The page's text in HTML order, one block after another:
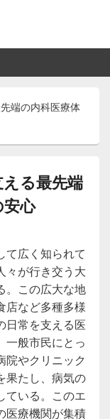
端の内科医療体
る最先端
心
て広く知られて
々が行き交う大
この広大な地
店など多種多様
日常を支える医
一般市民にとっ
院やクリニック
果たし、病気の
ている。このエ
医療機関が集積